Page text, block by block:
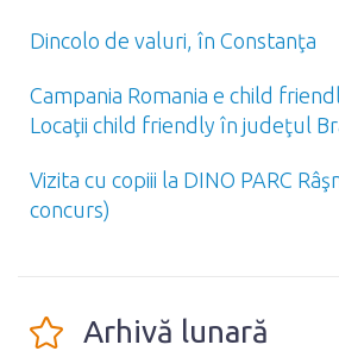
Dincolo de valuri, în Constanţa
Campania Romania e child
Locaţii child friendly în judeţul
Vizita cu copiii la DINO PARC
concurs)
Arhivă lunară